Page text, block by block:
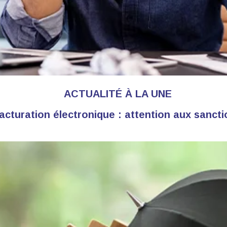
ACTUALITÉ À LA UNE
électronique : attention aux